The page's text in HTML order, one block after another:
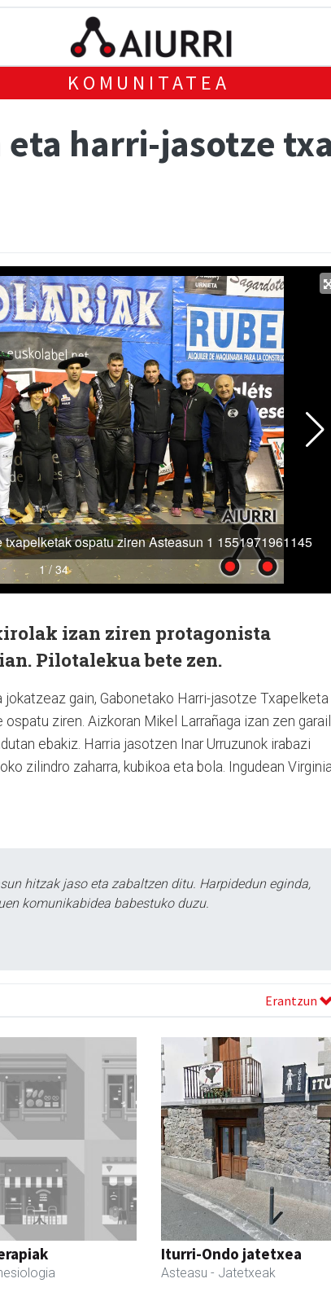
KOMUNITATEA
harri-jasotze
izan ziren protagonista
Pilotalekua bete zen.
gain, Gabonetako Harri-jasotze Txapelketa
ziren. Aizkoran Mikel Larrañaga izan zen
ebakiz. Harria jasotzen Inar Urruzunok irabazi
zilindro zaharra, kubikoa eta bola. Ingudean
hitzak jaso eta zabaltzen ditu. Harpidedun eginda,
komunikabidea babestuko duzu.
Erantzun
Iturri-Ondo jatetxea
Asteasu - Jatetxeak